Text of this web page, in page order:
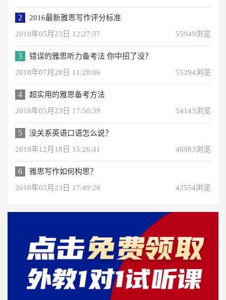
2
2016最新雅思写作评分标准
2018年05月23日 12:27:37
55949浏览
3
错误的雅思听力备考法 你中招了没？
2018年07月28日 11:28:06
55294浏览
4
超实用的雅思备考方法
2018年05月23日 17:50:39
54143浏览
5
没关系英语口语怎么说？
2019年12月18日 15:26:41
46983浏览
6
雅思写作如何构思？
2018年05月23日 17:49:28
42554浏览